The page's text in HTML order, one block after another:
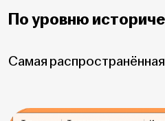
По уровню
Самая